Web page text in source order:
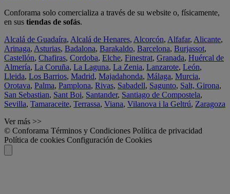
Conforama solo comercializa a través de su website o, físicamente,
en sus tiendas de sofás.
Alcalá de Guadaíra, Alcalá de Henares, Alcorcón, Alfafar, Alicante,
Arinaga, Asturias, Badalona, Barakaldo, Barcelona, Burjassot,
Castellón, Chafiras, Cordoba, Elche, Finestrat, Granada, Huércal de
Almería, La Coruña, La Laguna, La Zenia, Lanzarote, León,
Lleida, Los Barrios, Madrid, Majadahonda, Málaga, Murcia,
Orotava, Palma, Pamplona, Rivas, Sabadell, Sagunto, Salt, Girona,
San Sebastian, Sant Boi, Santander, Santiago de Compostela,
Sevilla, Tamaraceite, Terrassa, Viana, Vilanova i la Geltrú, Zaragoza
Ver más >>
© Conforama Términos y Condiciones Política de privacidad
Política de cookies Configuración de Cookies